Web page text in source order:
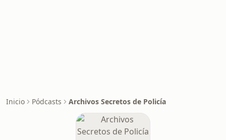
Inicio Pódcasts Archivos Secretos de Policía